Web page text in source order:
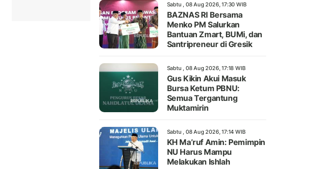
Sabtu , 08 Aug 2026, 17:30 WIB
BAZNAS RI Bersama
Menko PM Salurkan
Bantuan Zmart, BUMi, dan
Santripreneur di Gresik
Sabtu , 08 Aug 2026, 17:18 WIB
Gus Kikin Akui Masuk
Bursa Ketum PBNU:
Semua Tergantung
Muktamirin
Sabtu , 08 Aug 2026, 17:14 WIB
KH Ma’ruf Amin: Pemimpin
NU Harus Mampu
Melakukan Ishlah